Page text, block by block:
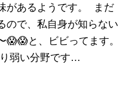
があるようです。 まだ
ので、私自身が知らない
😱😱と、ビビってます。
弱い分野です…